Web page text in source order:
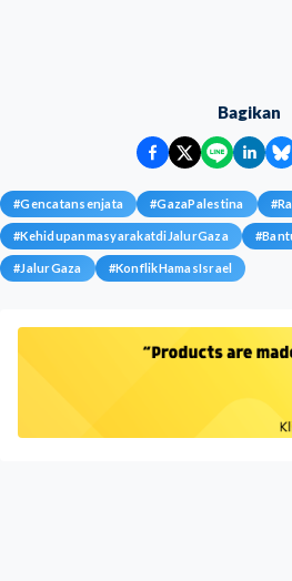
Bagikan
#Gencatansenjata #GazaPalestina #
#KehidupanmasyarakatdiJalurGaza #
#JalurGaza #KonflikHamasIsrael